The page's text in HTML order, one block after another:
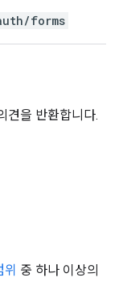
forms
견을 반환합니다.
위 중 하나 이상의